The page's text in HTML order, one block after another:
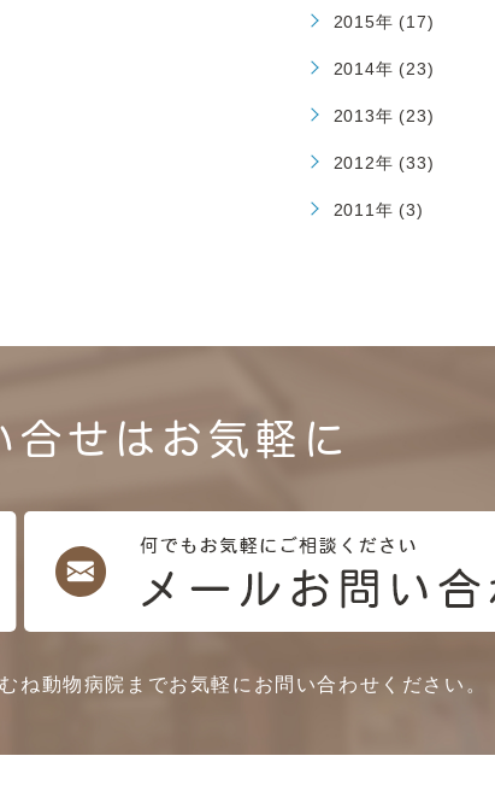
2015年 (17)
2014年 (23)
2013年 (23)
2012年 (33)
2011年 (3)
合せは お気軽に
ね動物病院までお気軽にお問い合わせください。